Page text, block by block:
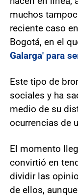
muchos
reciente caso
Bogotá, en el
Galarga' para
Este tipo de
sociales y ha
medio de su
ocurrencias de
El momento
convirtió en
dividir las
de ellos,